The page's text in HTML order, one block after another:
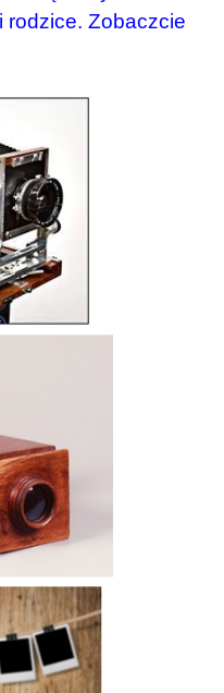
rodzice. Zobaczcie